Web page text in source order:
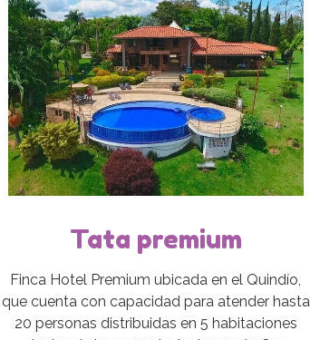
Tata premium
Finca Hotel Premium ubicada en el Quindío,
que cuenta con capacidad para atender hasta
20 personas distribuidas en 5 habitaciones